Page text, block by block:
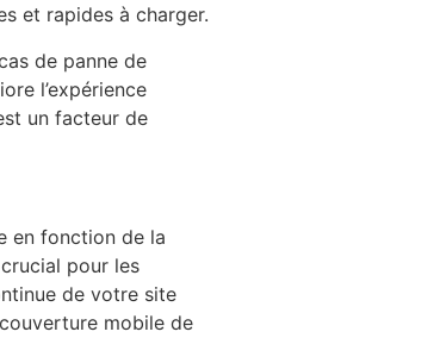
et rapides à charger.
de panne de
l’expérience
un facteur de
en fonction de la
pour les
de votre site
mobile de